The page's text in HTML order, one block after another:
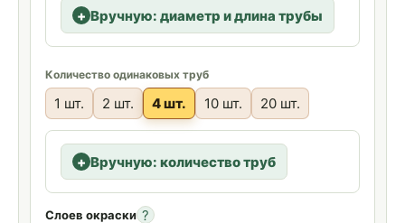
Вручную: диаметр и длина трубы
Количество одинаковых труб
1 шт. 2 шт. 4 шт. 10 шт. 20 шт.
Вручную: количество труб
Слоев окраски ?